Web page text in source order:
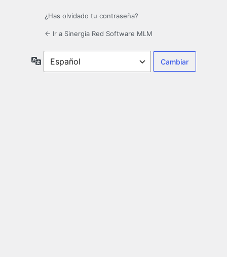
¿Has olvidado tu contraseña?
← Ir a Sinergia Red Software MLM
Idioma